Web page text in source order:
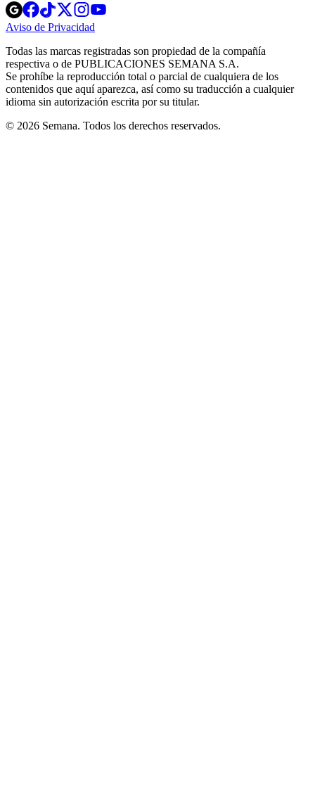
Opens
in
new
Opens
in
new
Opens
in
new
window
Opens
new
windowwindow
Aviso de Privacidad
new
window
Todas las marcas registradas son propiedad de la compañía
respectiva o de PUBLICACIONES SEMANA S.A.
Se prohíbe la reproducción total o parcial de cualquiera de los
contenidos que aquí aparezca, así como su traducción a cualquier
idioma sin autorización escrita por su titular.
© 2026 Semana. Todos los derechos reservados.